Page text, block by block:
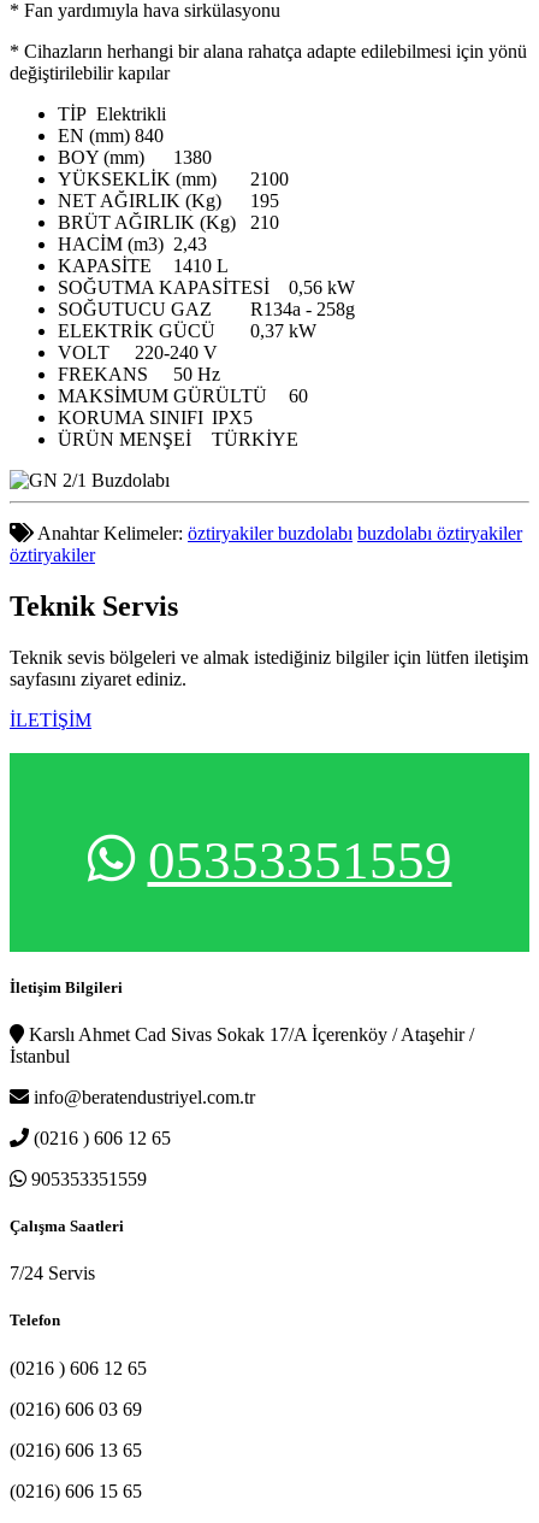
* Fan yardımıyla hava sirkülasyonu
* Cihazların herhangi bir alana rahatça adapte edilebilmesi için yönü
değiştirilebilir kapılar
TİP Elektrikli
EN (mm) 840
BOY (mm)
1380
YÜKSEKLİK (mm)
2100
NET AĞIRLIK (Kg)
195
BRÜT AĞIRLIK (Kg)
210
HACİM (m3) 2,43
KAPASİTE
1410 L
SOĞUTMA KAPASİTESİ
0,56 kW
SOĞUTUCU GAZ
R134a - 258g
ELEKTRİK GÜCÜ
0,37 kW
VOLT
220-240 V
FREKANS
50 Hz
MAKSİMUM GÜRÜLTÜ
60
KORUMA SINIFI IPX5
ÜRÜN MENŞEİ
TÜRKİYE
Anahtar Kelimeler: öztiryakiler buzdolabı buzdolabı öztiryakiler
öztiryakiler
Teknik Servis
Teknik sevis bölgeleri ve almak istediğiniz bilgiler için lütfen iletişim
sayfasını ziyaret ediniz.
İLETİŞİM
05353351559
İletişim Bilgileri
Karslı Ahmet Cad Sivas Sokak 17/A İçerenköy / Ataşehir /
İstanbul
info@beratendustriyel.com.tr
(0216 ) 606 12 65
905353351559
Çalışma Saatleri
7/24 Servis
Telefon
(0216 ) 606 12 65
(0216) 606 03 69
(0216) 606 13 65
(0216) 606 15 65